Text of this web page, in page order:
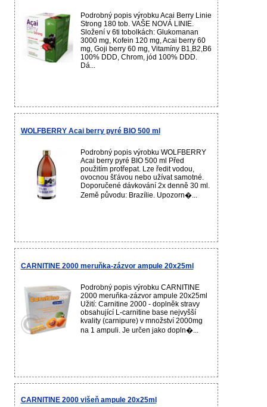
Podrobný popis výrobku Acai Berry Linie
Strong 180 tob. VAŠE NOVÁ LINIE.
Složení v 6ti tobolkách: Glukomanan
3000 mg, Kofein 120 mg, Acai berry 60
mg, Goji berry 60 mg, Vitamíny B1,B2,B6
100% DDD, Chrom, jód 100% DDD.
Dá...
WOLFBERRY Acai berry pyré BIO 500 ml
Podrobný popis výrobku WOLFBERRY
Acai berry pyré BIO 500 ml Před
použitím protřepat. Lze ředit vodou,
ovocnou šťávou nebo užívat samotné.
Doporučené dávkování 2x denně 30 ml.
Země původu: Brazílie. Upozorn�...
CARNITINE 2000 meruňka-zázvor ampule 20x25ml
Podrobný popis výrobku CARNITINE
2000 meruňka-zázvor ampule 20x25ml
Užití: Carnitine 2000 - doplněk stravy
obsahující L-carnitine base nejvyšší
kvality (carnipure) v množství 2000mg
na 1 ampuli. Je určen jako dopln�...
CARNITINE 2000 višeň ampule 20x25ml